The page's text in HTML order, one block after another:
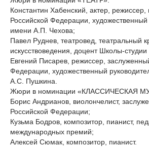
Константин Хабенский, актер,
Российской Федерации,
имени А.П. Чехова;
Павел Руднев, театровед, театральный
искусствоведения, доцент Школы-
Евгений Писарев, режиссер,
Федерации, художественный
А.С. Пушкина.
Жюри в номинации «КЛАССИЧЕСКАЯ
Борис Андрианов, виолончелист,
Российской Федерации;
Кузьма Бодров, композитор, пианист,
международных премий;
Алексей Сюмак, композитор, пианист.